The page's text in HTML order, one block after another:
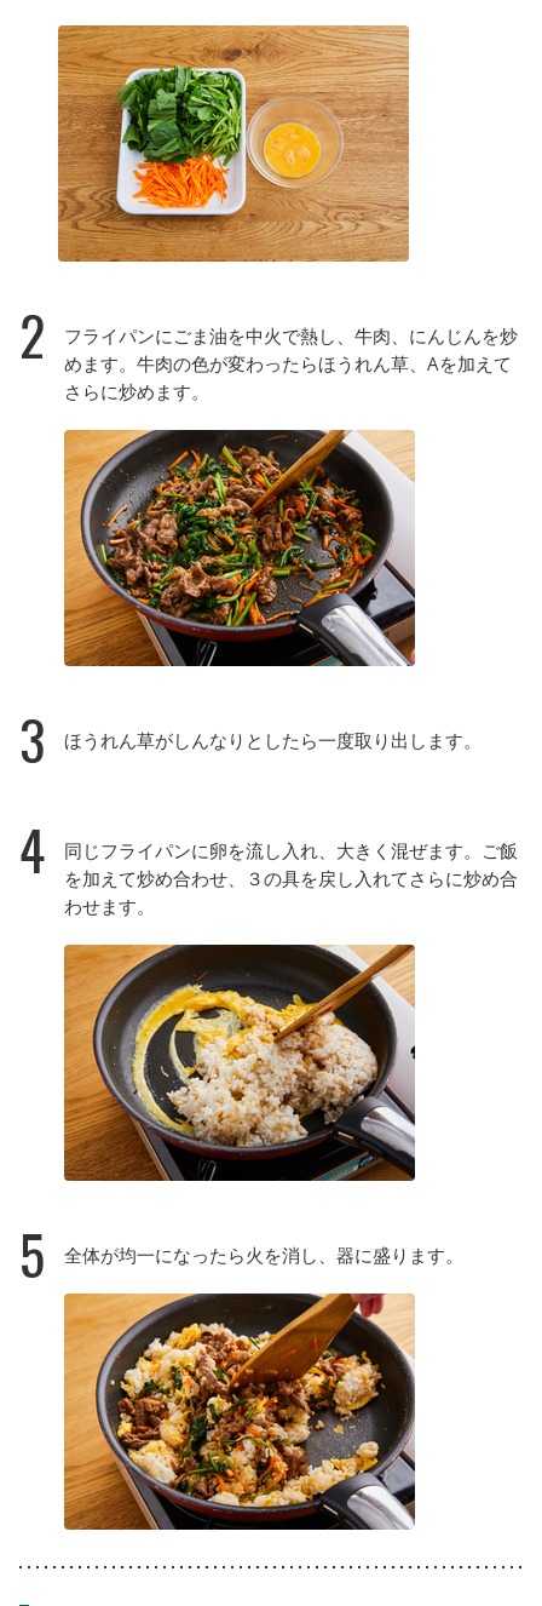
2
フライパンにごま油を中火で熱し、牛肉、にんじんを炒
めます。牛肉の色が変わったらほうれん草、Aを加えて
さらに炒めます。
3 ほうれん草がしんなりとしたら一度取り出します。
4
同じフライパンに卵を流し入れ、大きく混ぜます。ご飯
を加えて炒め合わせ、３の具を戻し入れてさらに炒め合
わせます。
5 全体が均一になったら火を消し、器に盛ります。